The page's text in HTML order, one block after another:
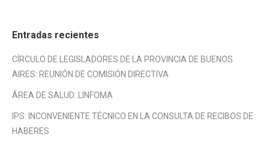
Entradas recientes
CÍRCULO DE LEGISLADORES DE LA PROVINCIA DE BUENOS
AIRES: REUNIÓN DE COMISIÓN DIRECTIVA
ÁREA DE SALUD: LINFOMA
IPS: INCONVENIENTE TÉCNICO EN LA CONSULTA DE RECIBOS DE
HABERES